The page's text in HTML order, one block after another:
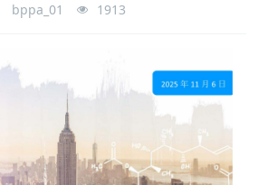
bppa_01 1913